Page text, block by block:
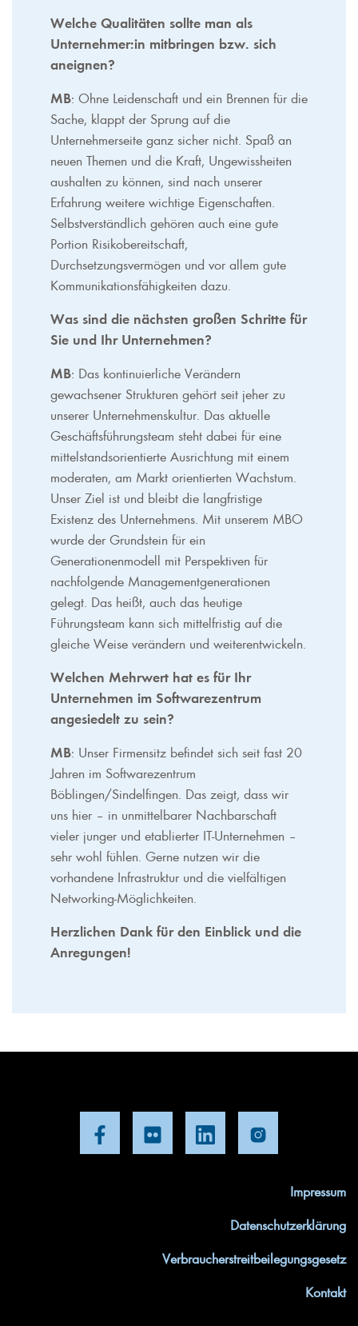
Welche Qualitäten sollte man als
Unternehmer:in mitbringen bzw. sich
aneignen?
MB: Ohne Leidenschaft und ein Brennen für die
Sache, klappt der Sprung auf die
Unternehmerseite ganz sicher nicht. Spaß an
neuen Themen und die Kraft, Ungewissheiten
aushalten zu können, sind nach unserer
Erfahrung weitere wichtige Eigenschaften.
Selbstverständlich gehören auch eine gute
Portion Risikobereitschaft,
Durchsetzungsvermögen und vor allem gute
Kommunikationsfähigkeiten dazu.
Was sind die nächsten großen Schritte für
Sie und Ihr Unternehmen?
MB: Das kontinuierliche Verändern
gewachsener Strukturen gehört seit jeher zu
unserer Unternehmenskultur. Das aktuelle
Geschäftsführungsteam steht dabei für eine
mittelstandsorientierte Ausrichtung mit einem
moderaten, am Markt orientierten Wachstum.
Unser Ziel ist und bleibt die langfristige
Existenz des Unternehmens. Mit unserem MBO
wurde der Grundstein für ein
Generationenmodell mit Perspektiven für
nachfolgende Managementgenerationen
gelegt. Das heißt, auch das heutige
Führungsteam kann sich mittelfristig auf die
gleiche Weise verändern und weiterentwickeln.
Welchen Mehrwert hat es für Ihr
Unternehmen im Softwarezentrum
angesiedelt zu sein?
MB: Unser Firmensitz befindet sich seit fast 20
Jahren im Softwarezentrum
Böblingen/Sindelfingen. Das zeigt, dass wir
uns hier – in unmittelbarer Nachbarschaft
vieler junger und etablierter IT-Unternehmen –
sehr wohl fühlen. Gerne nutzen wir die
vorhandene Infrastruktur und die vielfältigen
Networking-Möglichkeiten.
Herzlichen Dank für den Einblick und die
Anregungen!
Impressum
Datenschutzerklärung
Verbraucherstreitbeilegungsgesetz
Kontakt